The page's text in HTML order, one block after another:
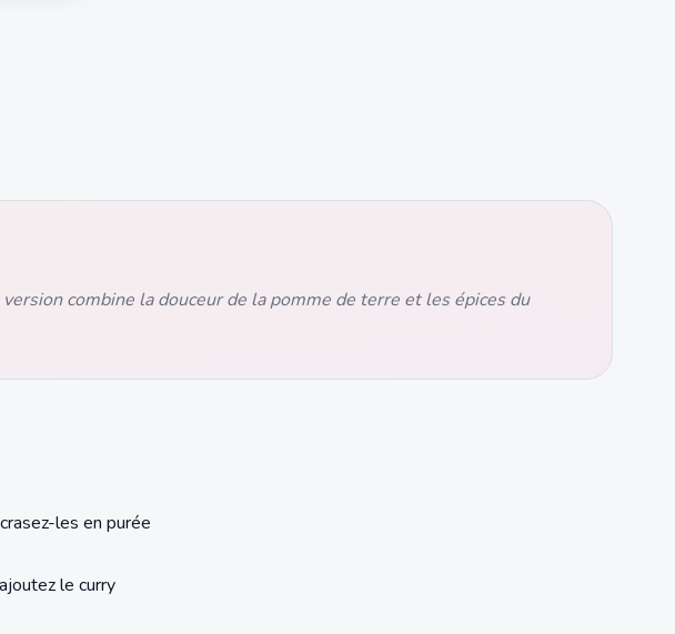
combine la douceur de la pomme de terre et les épices du
les en purée
le curry